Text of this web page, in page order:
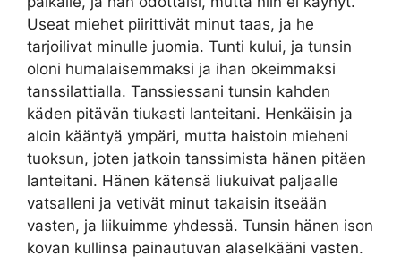
Useat miehet piirittivät minut taas, ja he
tarjoilivat minulle juomia. Tunti kului, ja tunsin
oloni humalaisemmaksi ja ihan okeimmaksi
tanssilattialla. Tanssiessani tunsin kahden
käden pitävän tiukasti lanteitani. Henkäisin ja
aloin kääntyä ympäri, mutta haistoin mieheni
tuoksun, joten jatkoin tanssimista hänen pitäen
lanteitani. Hänen kätensä liukuivat paljaalle
vatsalleni ja vetivät minut takaisin itseään
vasten, ja liikuimme yhdessä. Tunsin hänen ison
kovan kullinsa painautuvan alaselkääni vasten.